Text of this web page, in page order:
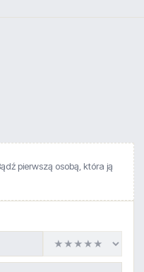
pierwszą osobą, która ją